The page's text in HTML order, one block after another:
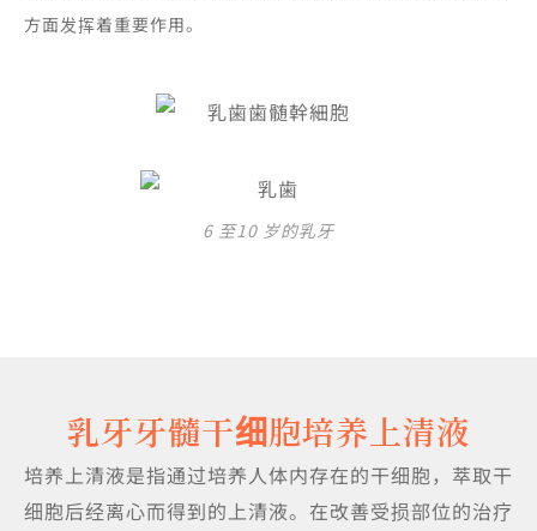
方面发挥着重要作用。
6 至10 岁的乳牙
乳牙牙髓干细胞培养上清液
培养上清液是指通过培养人体内存在的干细胞，萃取干
细胞后经离心而得到的上清液。在改善受损部位的治疗